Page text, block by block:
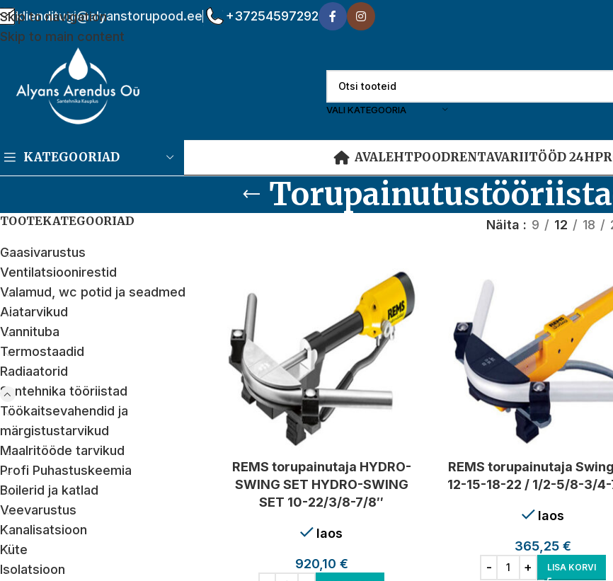
Skip to navigation
Skip to main content
klienditugi@alyanstorupood.ee +37254597292
VALI KATEGOORIA
KATEGOORIAD AVALEHTPOODRENTAVARIITÖÖD 24H
TOOTEKATEGOORIAD
Gaasivarustus
Ventilatsioonirestid
Valamud, wc potid ja seadmed
Aiatarvikud
Vannituba
Termostaadid
Radiaatorid
Santehnika tööriistad
Töökaitsevahendid ja
märgistustarvikud
Maalritööde tarvikud
Profi Puhastuskeemia
Boilerid ja katlad
Veevarustus
Kanalisatsioon
Küte
Isolatsioon
Näita 9 12 18
REMS torupainutaja HYDRO-
SWING SET HYDRO-SWING
SET 10-22/3/8-7/8″
laos
920,10 €
REMS torupainutaja
12-15-18-22 / 1/2-5/8-3/
laos
365,25€
LISA KORVI